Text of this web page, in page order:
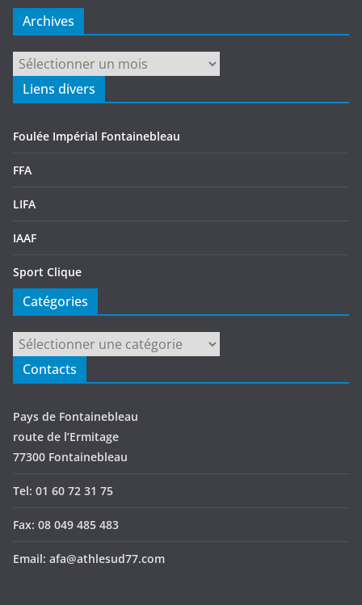
Archives
Archives
Liens divers
Foulée Impérial Fontainebleau
FFA
LIFA
IAAF
Sport Clique
Catégories
Catégories
Contacts
Pays de Fontainebleau
route de l’Ermitage
77300 Fontainebleau
Tel: 01 60 72 31 75
Fax: 08 049 485 483
Email: afa@athlesud77.com